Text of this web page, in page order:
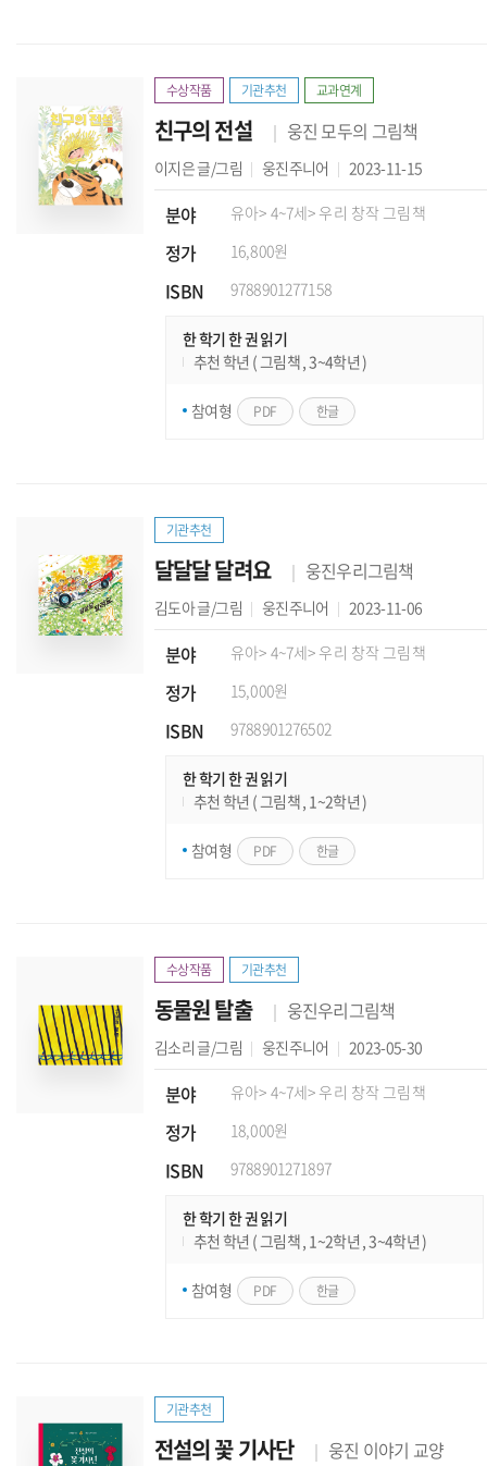
수상작품 기관추천 교과연계
친구의 전설 웅진 모두의 그림책
이지은글/그림 웅진주니어 2023-11-15
분야 유아> 4~7세> 우리 창작 그림책
정가 16,800원
ISBN 9788901277158
한 학기 한 권 읽기
추천 학년 ( 그림책 , 3~4학년 )
참여형 PDF 한글
기관추천
달달달 달려요 웅진우리그림책
김도아글/그림 웅진주니어 2023-11-06
분야 유아> 4~7세> 우리 창작 그림책
정가 15,000원
ISBN 9788901276502
한 학기 한 권 읽기
추천 학년 ( 그림책 , 1~2학년 )
참여형 PDF 한글
수상작품 기관추천
동물원 탈출 웅진우리그림책
김소리 글/그림 웅진주니어 2023-05-30
분야 유아> 4~7세> 우리 창작 그림책
정가 18,000원
ISBN 9788901271897
한 학기 한 권 읽기
추천 학년 ( 그림책 , 1~2학년 , 3~4학년 )
참여형 PDF 한글
기관추천
전설의 꽃 기사단 웅진 이야기 교양